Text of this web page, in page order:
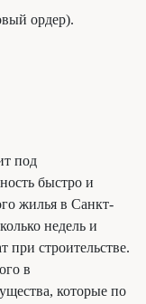
ордер).
под
быстро и
жилья в Санкт-
недель и
при строительстве.
в
которые по